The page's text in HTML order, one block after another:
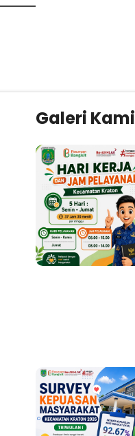
Galeri Kami